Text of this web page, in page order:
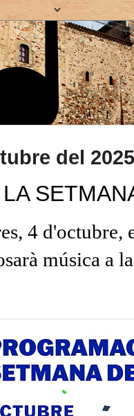
del 2025
4 d'octubre,
música a